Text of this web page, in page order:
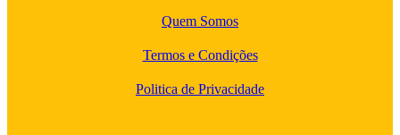
Quem Somos
Termos e Condições
Politica de Privacidade